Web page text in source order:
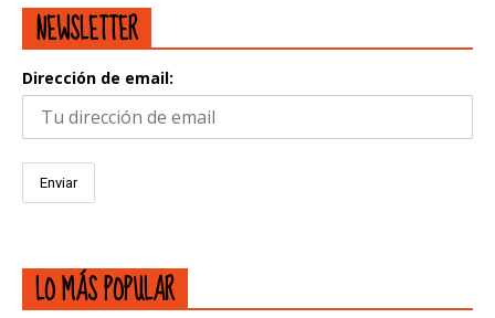
NEWSLETTER
Dirección de email:
LO MÁS POPULAR